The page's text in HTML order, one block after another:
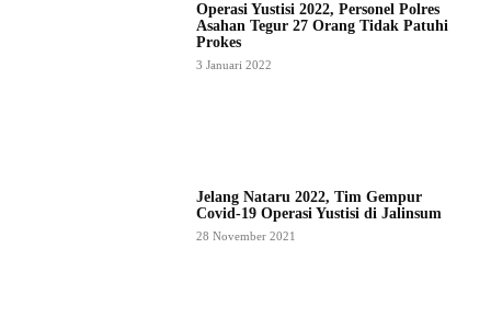
Operasi Yustisi 2022, Personel Polres
Asahan Tegur 27 Orang Tidak Patuhi
Prokes
3 Januari 2022
Jelang Nataru 2022, Tim Gempur
Covid-19 Operasi Yustisi di Jalinsum
28 November 2021